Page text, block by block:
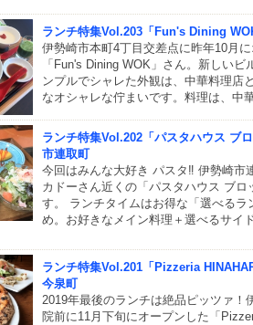
ランチ特集Vol.203「Fun's Dining
伊勢崎市本町4丁目交差点に昨年10月
「Fun's Dining WOK」さん。新しいビ
ンプルでシャレた外観は、中華料理店
なオシャレな佇まいです。料理は、中
ランチ特集Vol.202「パスタハウス ブ
市連取町
今回はみんな大好き パスタ‼ 伊勢崎市
カドーさん近くの「パスタハウス ブロ
す。 ランチタイムはお得な「選べるラ
め。お好きなメイン料理＋選べるサイ
ランチ特集Vol.201「Pizzeria
今泉町
2019年最後のランチは絶品ピッツァ！
院前に11月下旬にオープンした「